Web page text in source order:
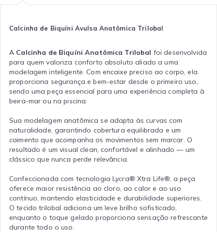
Calcinha de Biquíni Avulsa Anatômica Trilobal
A Calcinha de Biquíni Anatômica Trilobal foi desenvolvida
para quem valoriza conforto absoluto aliado a uma
modelagem inteligente. Com encaixe preciso ao corpo, ela
proporciona segurança e bem-estar desde o primeiro uso,
sendo uma peça essencial para uma experiência completa à
beira-mar ou na piscina.
Sua modelagem anatômica se adapta às curvas com
naturalidade, garantindo cobertura equilibrada e um
caimento que acompanha os movimentos sem marcar. O
resultado é um visual clean, confortável e alinhado — um
clássico que nunca perde relevância.
Confeccionada com tecnologia Lycra® Xtra Life®, a peça
oferece maior resistência ao cloro, ao calor e ao uso
contínuo, mantendo elasticidade e durabilidade superiores.
O tecido trilobal adiciona um leve brilho sofisticado,
enquanto o toque gelado proporciona sensação refrescante
durante todo o uso.